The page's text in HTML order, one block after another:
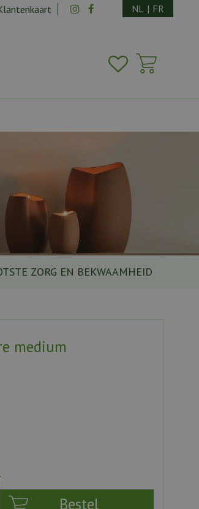
ZORG EN BEKWAAMHEID
NL | FR
medium